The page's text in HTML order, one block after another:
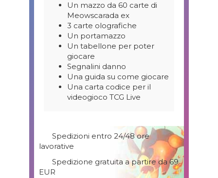
Spedizioni entro 24/48 ore
lavorative
Spedizione gratuita a partire da 69
EUR
Un mazzo da 60 carte di
Meowscarada ex
3 carte olografiche
Un portamazzo
Un tabellone per poter
giocare
Segnalini danno
Una guida su come giocare
Una carta codice per il
videogioco TCG Live